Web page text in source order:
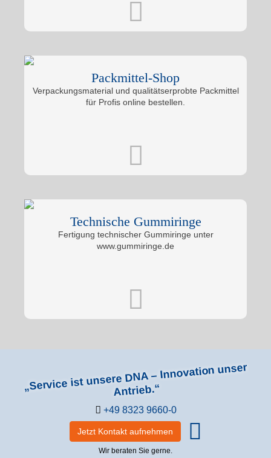
Packmittel-Shop
Verpackungsmaterial und qualitätserprobte Packmittel
für Profis online bestellen.
Technische Gummiringe
Fertigung technischer Gummiringe unter
www.gummiringe.de
„Service ist unsere DNA – Innovation unser
Antrieb.“
+49 8323 9660-0
Jetzt Kontakt aufnehmen
Wir beraten Sie gerne.